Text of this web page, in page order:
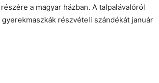
a magyar házban. A talpalávalóról
részvételi szándékát január